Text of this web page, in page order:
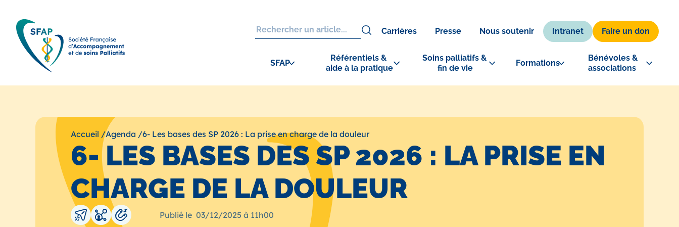
Carrières Presse Nous soutenir Intranet Faire un don
SFAP
Référentiels &
aide à la pratique
Soins palliatifs &
fin de vie
Formations
Bénévoles &
associations
Accueil /Agenda /6- Les bases des SP 2026 : La prise en charge de la douleur
6- LES BASES DES SP 2026 : LA PRISE EN
CHARGE DE LA DOULEUR
Publié le 03/12/2025 à 11h00